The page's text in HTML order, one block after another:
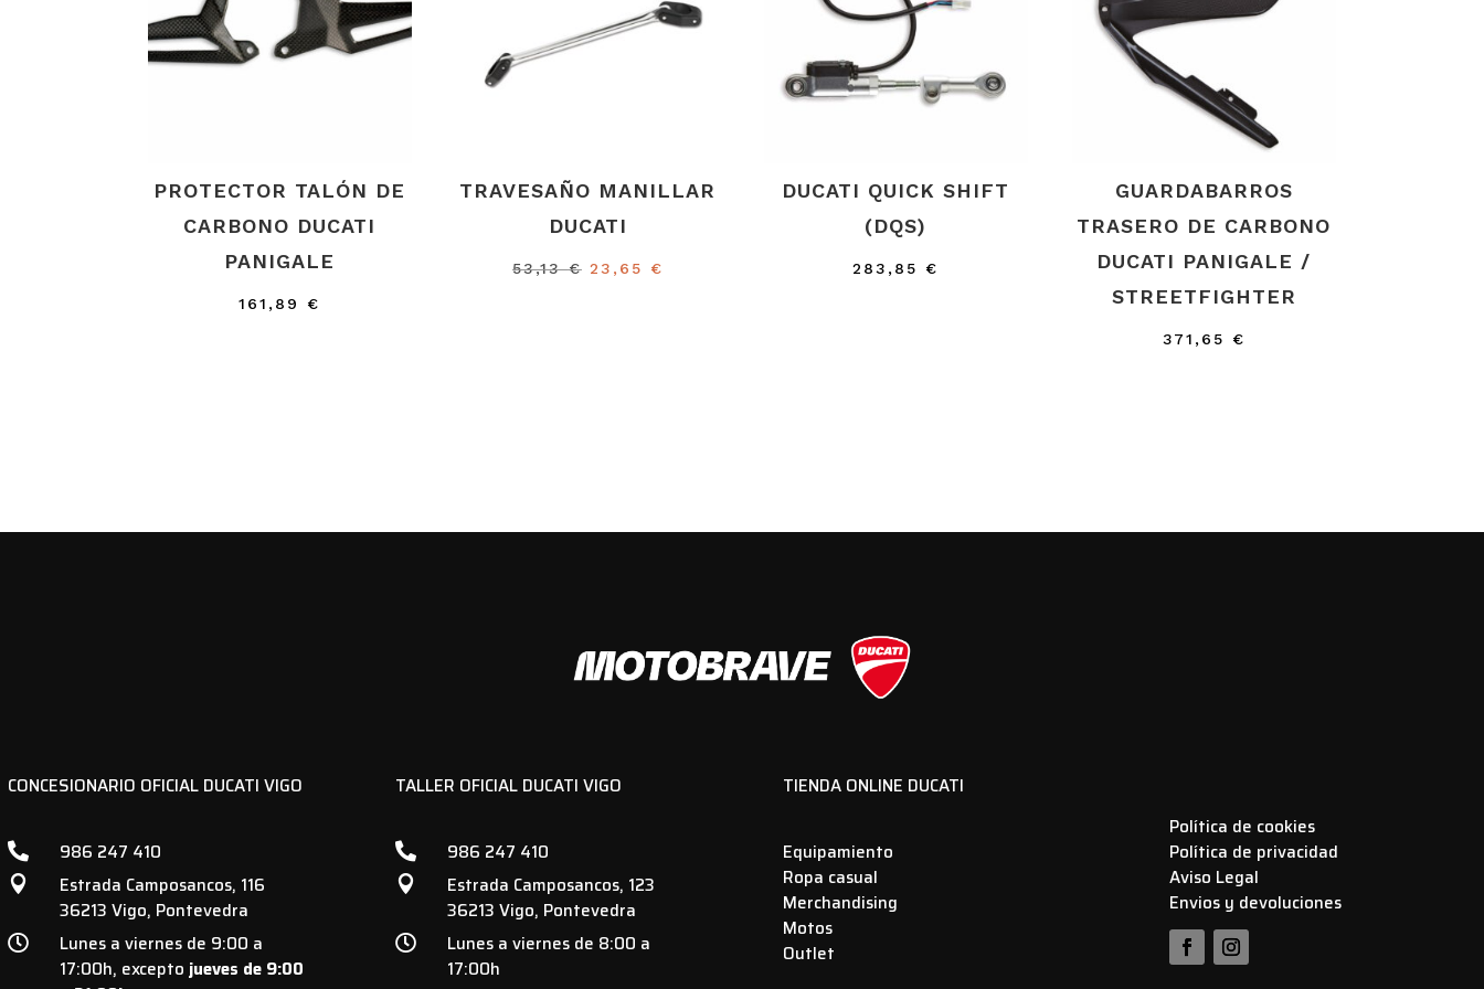
PROTECTOR TALÓN DE
CARBONO DUCATI
PANIGALE
161,89 €
TRAVESAÑO MANILLAR
DUCATI
53,13€ El
23,65 €
DUCATI QUICK SHIFT
(DQS)
283,85 €
GUARDABARROS
TRASERO DE CARBONO
DUCATI PANIGALE /
STREETFIGHTER
371,65 €
CONCESIONARIO OFICIAL DUCATI VIGO
 986 247 410

Estrada Camposancos, 116
36213 Vigo, Pontevedra

Lunes a viernes de 9:00 a
17:00h, excepto jueves de 9:00
TALLER OFICIAL DUCATI VIGO
 986 247 410

Estrada Camposancos, 123
36213 Vigo, Pontevedra

Lunes a viernes de 8:00 a
17:00h
TIENDA ONLINE DUCATI
Equipamiento
Ropa casual
Merchandising
Motos
Outlet
Política de cookies
Política de privacidad
Aviso Legal
Envios y devoluciones